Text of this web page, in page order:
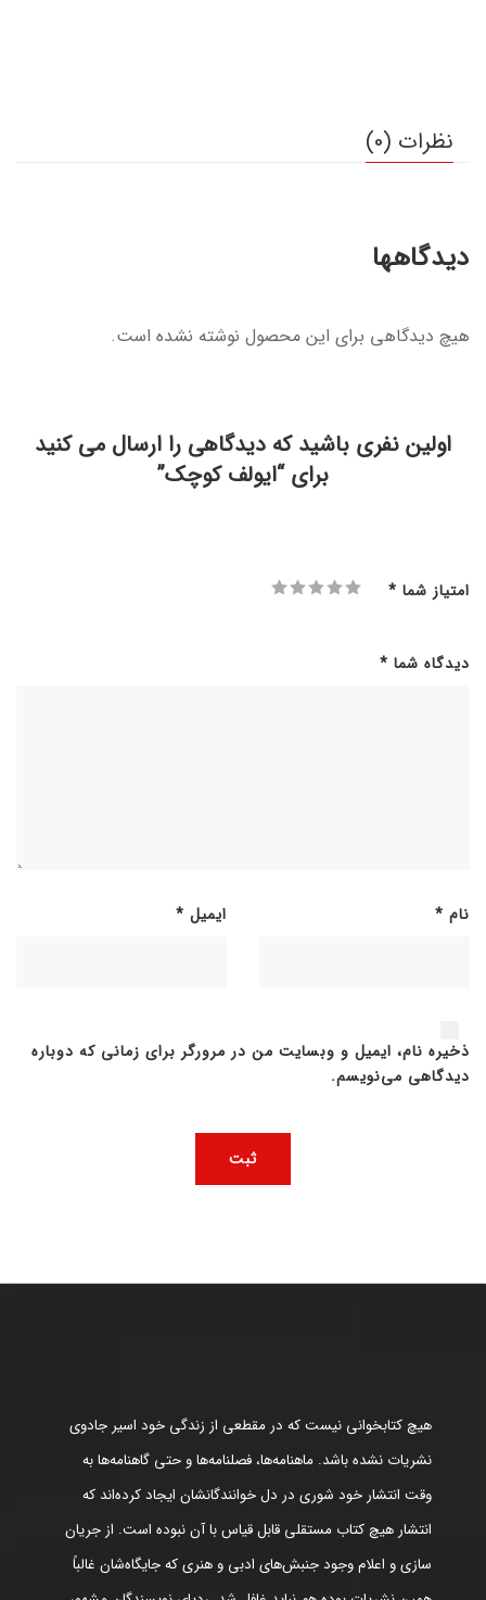
نظرات (0)
دیدگاهها
هیچ دیدگاهی برای این محصول نوشته نشده است.
اولین نفری باشید که دیدگاهی را ارسال می کنید
برای “ایولف کوچک”
امتیاز شما *
دیدگاه شما *
نام * ایمیل *
ذخیره نام، ایمیل و وبسایت من در مرورگر برای زمانی که دوباره
دیدگاهی می‌نویسم.
هیچ کتابخوانی نیست که در مقطعی از زندگی خود اسیر جادوی
نشریات نشده باشد. ماهنامه‌ها، فصلنامه‌ها و حتی گاهنامه‌ها به
وقت انتشار خود شوری در دل خوانندگانشان ایجاد کرده‌اند که
انتشار هیچ کتاب مستقلی قابل قیاس با آن نبوده است. از جریان
سازی و اعلام وجود جنبش‌های ادبی و هنری که جایگاه‌شان غالباً